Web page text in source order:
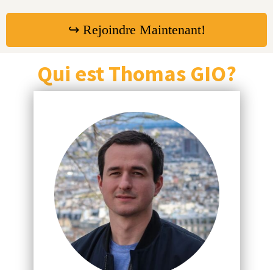
↪ Rejoindre Maintenant!
Qui est Thomas GIO?